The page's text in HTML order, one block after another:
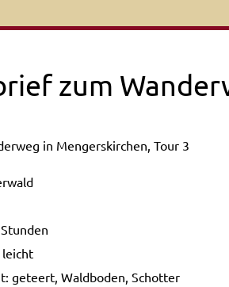
zum
in Mengerskirchen, Tour 3
leicht
geteert, Waldboden, Schotter